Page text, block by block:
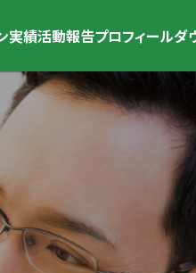
実績活動報告プロフィールダ